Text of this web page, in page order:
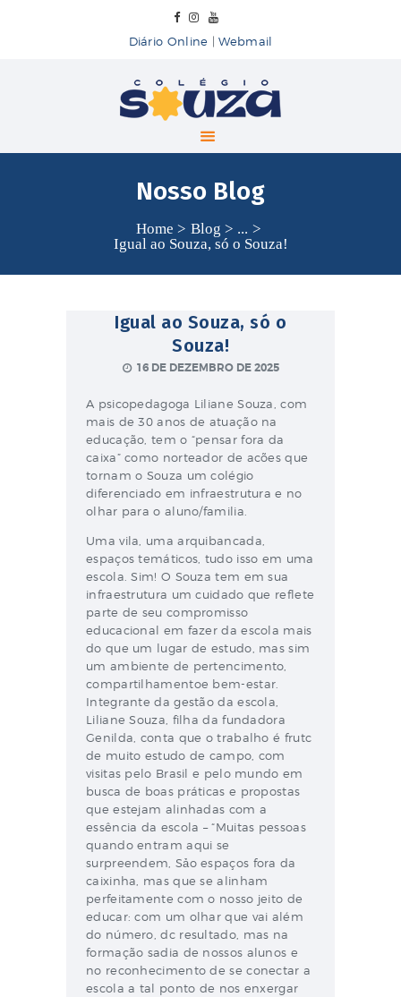
Diário Online |Webmail
Nosso Blog
Home Blog
...
Igual ao Souza, só o Souza!
Colégio Souza
ENSINO
BLOG
Igual ao Souza, só o
Souza!
16 DE DEZEMBRO DE 2025
A psicopedagoga Liliane Souza, com
mais de 30 anos de atuação na
educação, tem o “pensar fora da
caixa” como norteador de acões que
tornam o Souza um colégio
diferenciado em infraestrutura e no
olhar para o aluno/familia.
Uma vila, uma arquibancada,
espaços temáticos, tudo isso em uma
escola. Sim! O Souza tem em sua
infraestrutura um cuidado que reflete
parte de seu compromisso
educacional em fazer da escola mais
do que um lugar de estudo, mas sim
um ambiente de pertencimento,
compartilhamentoe bem-estar.
Integrante da gestão da escola,
Liliane Souza, filha da fundadora
Genilda, conta que o trabalho é frutc
de muito estudo de campo, com
visitas pelo Brasil e pelo mundo em
busca de boas práticas e propostas
que estejam alinhadas com a
essência da escola – “Muitas pessoas
quando entram aqui se
surpreendem, Sảo espaços fora da
caixinha, mas que se alinham
perfeitamente com o nosso jeito de
educar: com um olhar que vai além
do número, dc resultado, mas na
formação sadia de nossos alunos e
no reconhecimento de se conectar a
escola a tal ponto de nos enxergar